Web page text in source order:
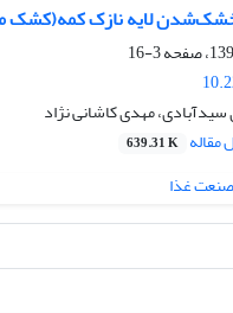
لایه نازک کمه(کشک
3-16
مهدی کاشانی نژاد
مقاله 639.31 K